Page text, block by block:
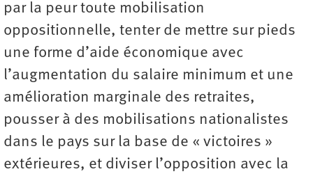
par la peur toute mobilisation
oppositionnelle, tenter de mettre sur pieds
une forme d’aide économique avec
l’augmentation du salaire minimum et une
amélioration marginale des retraites,
pousser à des mobilisations nationalistes
dans le pays sur la base de « victoires »
extérieures, et diviser l’opposition avec la